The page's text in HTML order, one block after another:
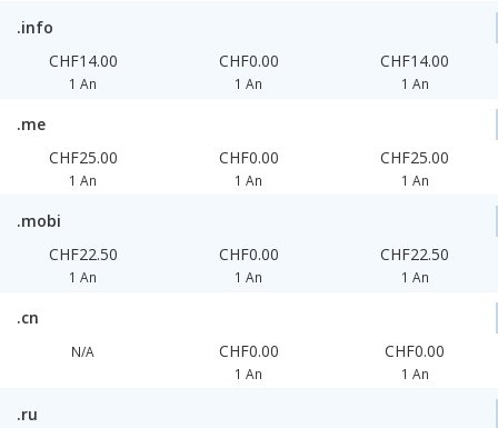
.info
CHF14.00
1 An
CHF0.00
1 An
CHF14.00
1 An
.me
CHF25.00
1 An
CHF0.00
1 An
CHF25.00
1 An
.mobi
CHF22.50
1 An
CHF0.00
1 An
CHF22.50
1 An
.cn
N/A CHF0.00
1 An
CHF0.00
1 An
.ru